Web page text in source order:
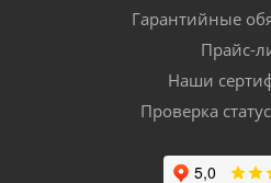
Гарантийные
Прайс-
Наши
Проверка